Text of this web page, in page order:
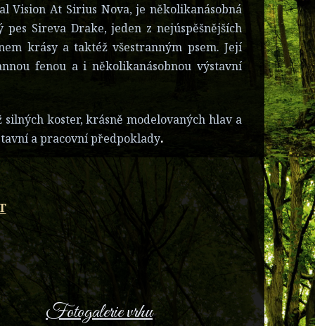
Vision At Sirius Nova, je několikanásobná
Sireva Drake, jeden z nejúspěšnějších
krásy a taktéž všestranným psem. Její
fenou a i několikanásobnou výstavní
koster, krásně modelovaných hlav a
a pracovní předpoklady.
Fotogalerie vrhu